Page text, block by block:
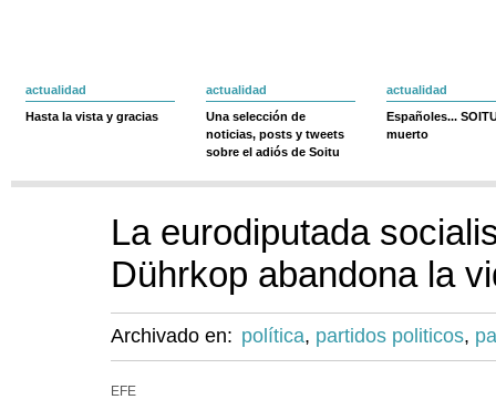
actualidad
Hasta la vista y gracias
actualidad
Una selección de
noticias, posts y tweets
sobre el adiós de Soitu
actualidad
Españoles...
muerto
La eurodiputada
Dührkop abandona la
Archivado en: política, partidos politicos,
EFE